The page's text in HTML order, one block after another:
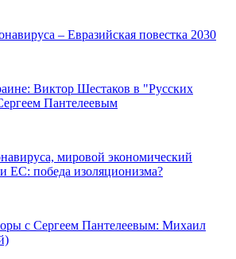
– Евразийская повестка 2030
Виктор Шестаков в "Русских
Пантелеевым
мировой экономический
ЕС: победа изоляционизма?
с Сергеем Пантелеевым: Михаил